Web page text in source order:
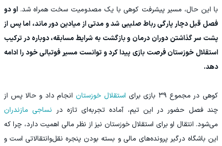
با این حال، مسیر پیشرفت کوهی با یک مصدومیت سخت همراه شد. او دو
فصل قبل دچار پارگی رباط صلیبی شد و مدتی از میادین دور ماند، اما پس از
پشت سر گذاشتن دوران درمان و بازگشت به شرایط مسابقه، دوباره در ترکیب
استقلال خوزستان فرصت بازی پیدا کرد و توانست مسیر فوتبالی خود را ادامه
دهد.
کوهی در مجموع ۳۹ بازی برای استقلال خوزستانانجام داد و حالا پس از
چند فصل حضور در این تیم، آماده تجربه‌ای تازه در نساجی مازندران
می‌شود. انتقال او برای استقلال خوزستان نیز از نظر مالی اهمیت دارد، چرا که
این باشگاه درگیر پرونده‌های مالی و بسته بودن پنجره نقل‌وانتقالاتی است و